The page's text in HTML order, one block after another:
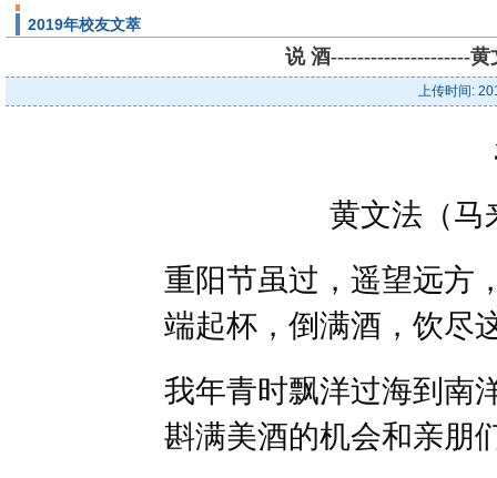
2019年校友文萃
说 酒---------------------
上传时间:
黄文法（马
重阳节虽过，遥望远方
端起杯，倒满酒，饮尽
我年青时飘洋过海到南
斟满美酒的机会和亲朋